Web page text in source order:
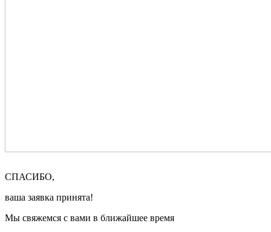
СПАСИБО,
ваша заявка принята!
Мы свяжемся с вами в ближайшее время